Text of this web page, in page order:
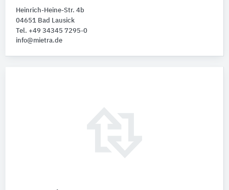
Heinrich-Heine-Str. 4b
04651 Bad Lausick
Tel. +49 34345 7295-0
info@mietra.de